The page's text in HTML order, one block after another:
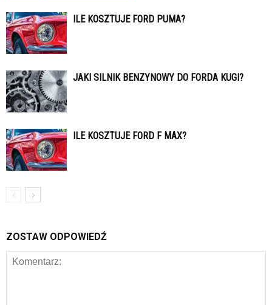
ILE KOSZTUJE FORD PUMA?
JAKI SILNIK BENZYNOWY DO FORDA KUGI?
ILE KOSZTUJE FORD F MAX?
ZOSTAW ODPOWIEDŹ